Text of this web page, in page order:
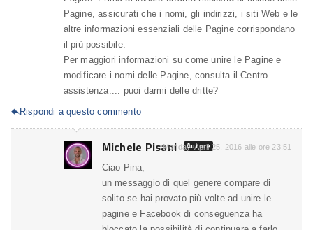
Pagine, assicurati che i nomi, gli indirizzi, i siti Web e le
altre informazioni essenziali delle Pagine corrispondano
il più possibile.
Per maggiori informazioni su come unire le Pagine e
modificare i nomi delle Pagine, consulta il Centro
assistenza.... puoi darmi delle dritte?
Rispondi a questo commento
Michele Pisani Autore
Monday, April 25, 2016 alle ore 23:51
Ciao Pina,
un messaggio di quel genere compare di
solito se hai provato più volte ad unire le
pagine e Facebook di conseguenza ha